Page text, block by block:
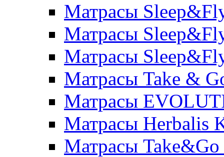
Матрасы
Матрасы
Матрасы
Матрасы Take &
Матрасы
Матрасы Herbalis
Матрасы Take&Go